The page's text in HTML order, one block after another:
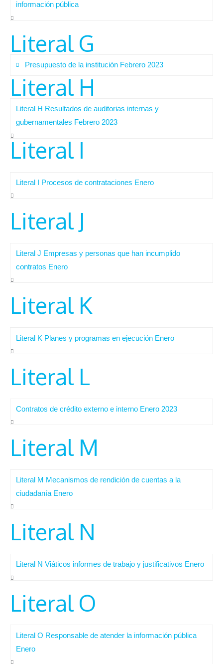
información pública
Literal G
Presupuesto de la institución Febrero 2023
Literal H
Literal H Resultados de auditorias internas y
gubernamentales Febrero 2023
Literal I
Literal I Procesos de contrataciones Enero
Literal J
Literal J Empresas y personas que han incumplido
contratos Enero
Literal K
Literal K Planes y programas en ejecución Enero
Literal L
Contratos de crédito externo e interno Enero 2023
Literal M
Literal M Mecanismos de rendición de cuentas a la
ciudadanía Enero
Literal N
Literal N Viáticos informes de trabajo y justificativos Enero
Literal O
Literal O Responsable de atender la información pública
Enero